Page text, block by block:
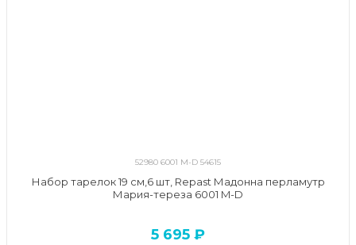
52980 6001 M-D 54615
Набор тарелок 19 см,6 шт, Repast Мадонна перламутр
Мария-тереза 6001 M-D
5 695 ₽